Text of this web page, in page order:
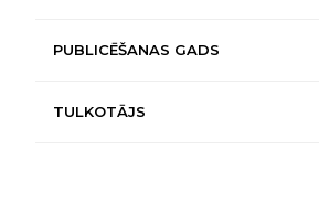
PUBLICĒŠANAS GADS
TULKOTĀJS